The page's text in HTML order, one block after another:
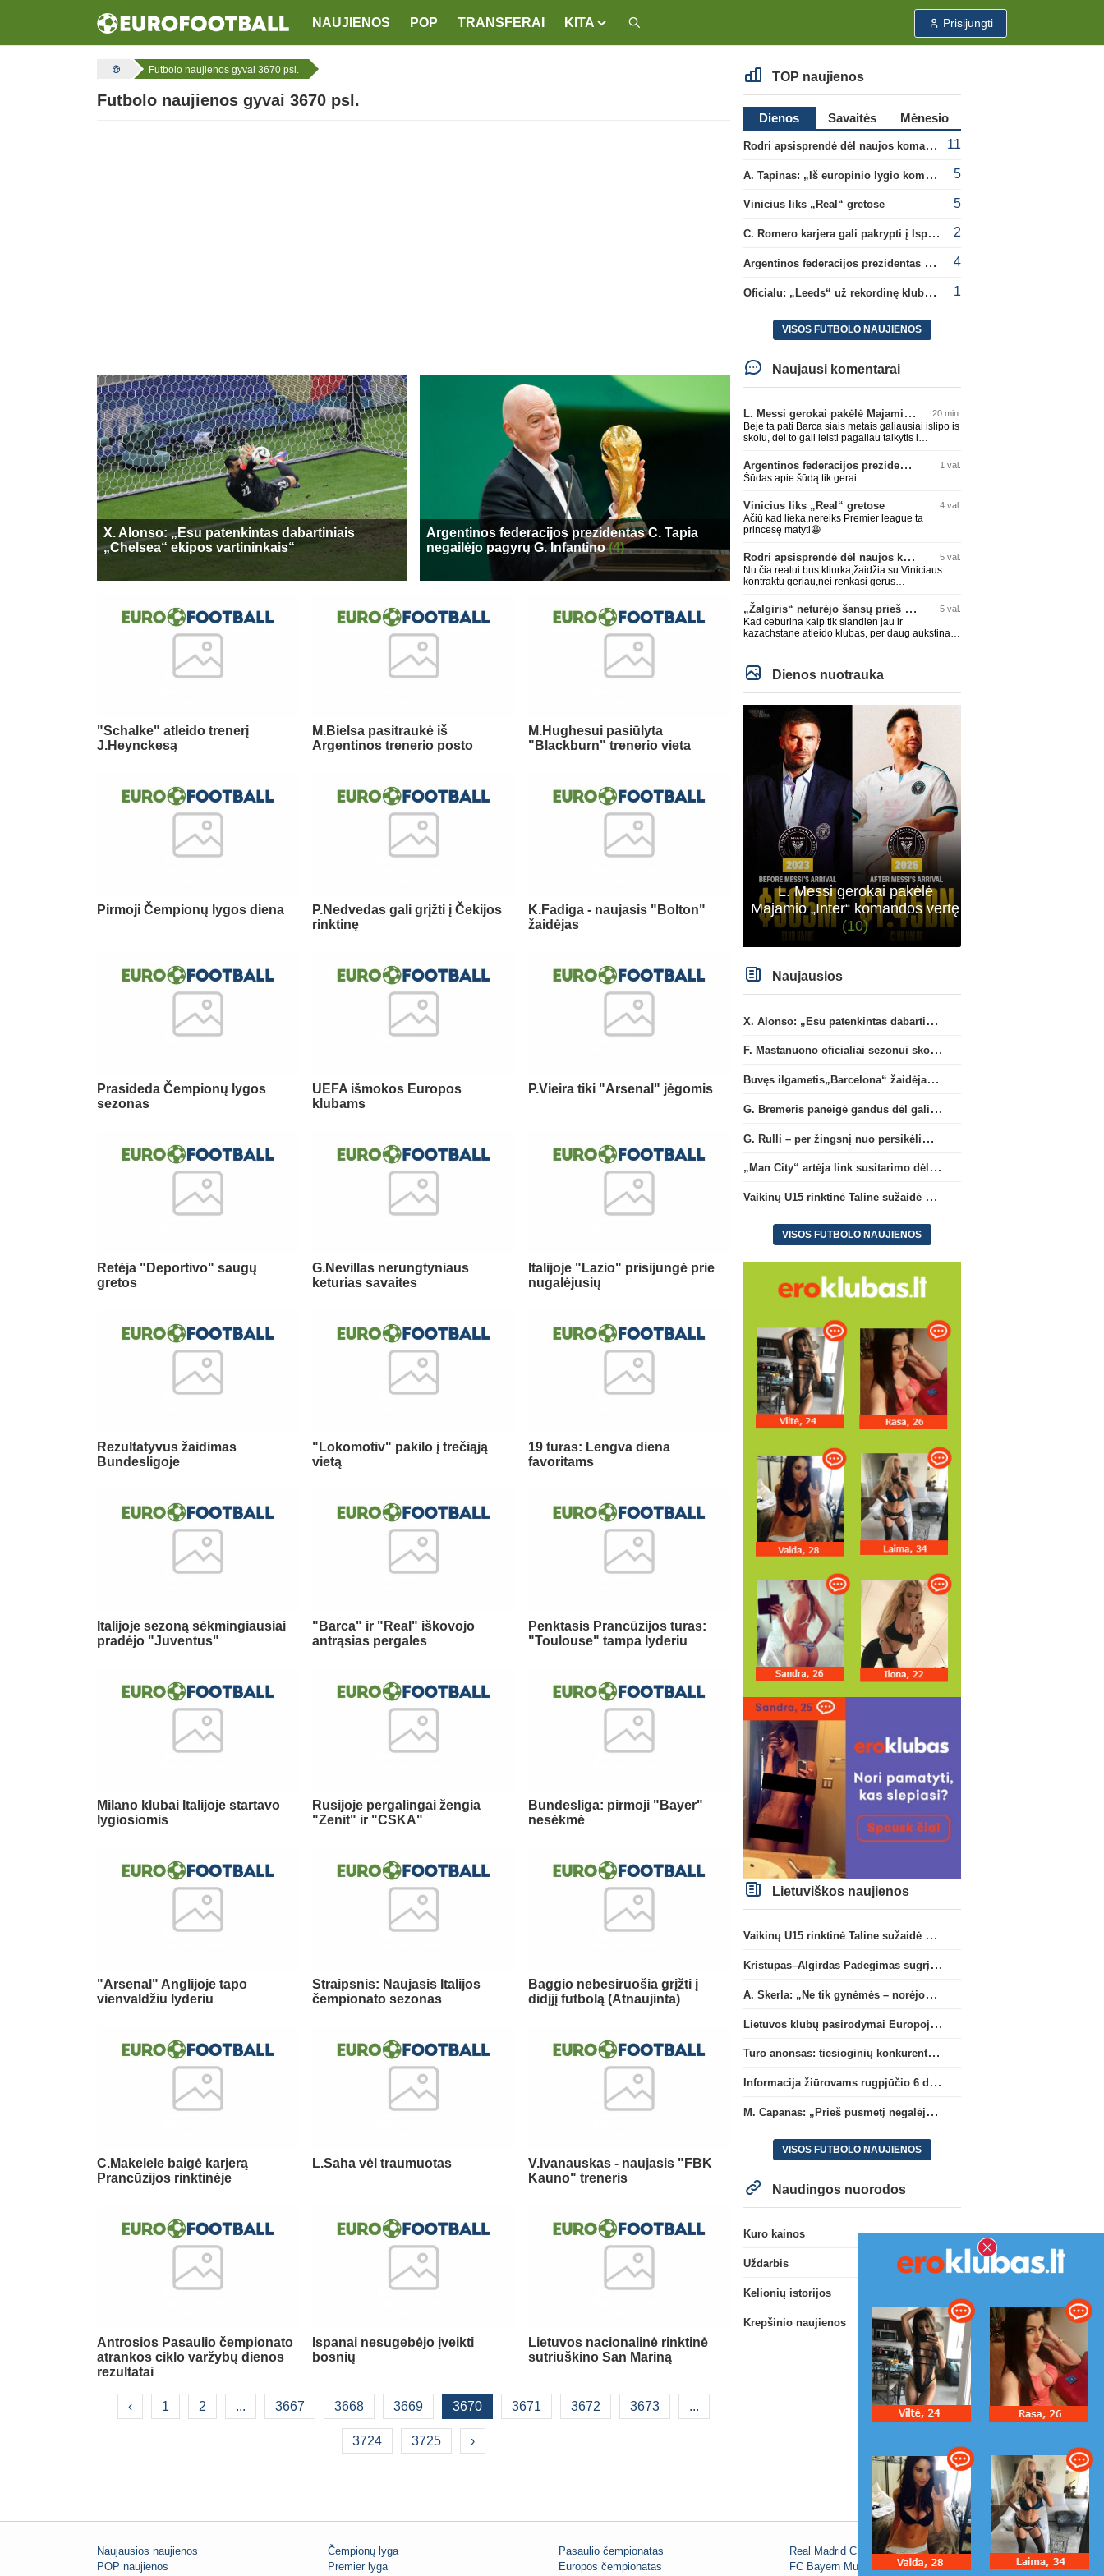
NAUJIENOS POP TRANSFERAI KITA Prisijungti
Futbolo naujienos gyvai 3670 psl.
Futbolo naujienos gyvai 3670 psl.
X. Alonso: „Esu patenkintas dabartiniais
„Chelsea“ ekipos vartininkais“
Argentinos federacijos prezidentas C. Tapia
negailėjo pagyrų G. Infantino(4)
"Schalke" atleido trenerį
J.Heynckesą
M.Bielsa pasitraukė iš
Argentinos trenerio posto
M.Hughesui pasiūlyta
"Blackburn" trenerio vieta
Pirmoji Čempionų lygos diena
P.Nedvedas gali grįžti į Čekijos
rinktinę
K.Fadiga - naujasis "Bolton"
žaidėjas
Prasideda Čempionų lygos
sezonas
UEFA išmokos Europos
klubams
P.Vieira tiki "Arsenal" jėgomis
Retėja "Deportivo" saugų
gretos
G.Nevillas nerungtyniaus
keturias savaites
Italijoje "Lazio" prisijungė prie
nugalėjusių
Rezultatyvus žaidimas
Bundesligoje
"Lokomotiv" pakilo į trečiąją
vietą
19 turas: Lengva diena
favoritams
Italijoje sezoną sėkmingiausiai
pradėjo "Juventus"
"Barca" ir "Real" iškovojo
antrąsias pergales
Penktasis Prancūzijos turas:
"Toulouse" tampa lyderiu
Milano klubai Italijoje startavo
lygiosiomis
Rusijoje pergalingai žengia
"Zenit" ir "CSKA"
Bundesliga: pirmoji "Bayer"
nesėkmė
"Arsenal" Anglijoje tapo
vienvaldžiu lyderiu
Straipsnis: Naujasis Italijos
čempionato sezonas
Baggio nebesiruošia grįžti į
didįjį futbolą (Atnaujinta)
C.Makelele baigė karjerą
Prancūzijos rinktinėje
L.Saha vėl traumuotas
V.Ivanauskas - naujasis "FBK
Kauno" treneris
Antrosios Pasaulio čempionato
atrankos ciklo varžybų dienos
rezultatai
Ispanai nesugebėjo įveikti
bosnių
Lietuvos nacionalinė rinktinė
sutriuškino San Mariną
‹ 1 2 ... 3667 3668 3669 3670 3671 3672 3673 ...
3724 3725 ›
TOP naujienos
Dienos Savaitės
Mėnesio
Rodri apsisprendė dėl naujos komandos
11
A. Tapinas: „Iš europinio lygio komandos gavom gerų pamokų“ 5
Vinicius liks „Real“ gretose 5
C. Romero karjera gali pakrypti į Ispaniją 2
Argentinos federacijos prezidentas C. Tapia negailėjo pagyrų G. Infantino 4
Oficialu: „Leeds“ už rekordinę klubui sumą įsigijo Anglijos rinktinės vartininką 1
VISOS FUTBOLO NAUJIENOS
Naujausi komentarai
L. Messi gerokai pakėlė Majamio „Inter“ komandos vertę 20 min.
Beje ta pati Barca siais metais galiausiai islipo is
skolu, del to gali leisti pagaliau taikytis i
visa Julian Alvarez saga.
Argentinos federacijos prezidentas C. Tapia negailėjo pagyrų G. Infantino 1 val.
Šūdas apie šūdą tik gerai
Vinicius liks „Real“ gretose 4 val.
Ačiū kad lieka,nereiks Premier league ta
princesę matyti😀
Rodri apsisprendė dėl naujos komandos 5 val.
Nu čia realui bus kliurka,žaidžia su Viniciaus
kontraktu geriau,nei renkasi gerus
„Žalgiris“ neturėjo šansų prieš „Hajduk“ 5 val.
Kad ceburina kaip tik siandien jau ir
kazachstane atleido klubas, per daug aukstinat
Dienos nuotrauka
L. Messi gerokai pakėlė
Majamio „Inter“ komandos vertę
(10)
Naujausios
X. Alonso: „Esu patenkintas dabartiniais „Chelsea“ ekipos vartininkais“
F. Mastanuono oficialiai sezonui skolinamas „Fiorentina“ ekipai
Buvęs ilgametis„Barcelona“ žaidėjas S. Roberto artėja link persikėlimo į MLS
G. Bremeris paneigė gandus dėl galimo išvykimo iš „Juventus“ klubo
G. Rulli – per žingsnį nuo persikėlimo į „Manchester City“ klubą
„Man City“ artėja link susitarimo dėl marokiečio A. Bouaddi persikėlimo
Vaikinų U15 rinktinė Taline sužaidė pirmąsias kontrolines rungtynes
VISOS FUTBOLO NAUJIENOS
Lietuviškos naujienos
Vaikinų U15 rinktinė Taline sužaidė pirmąsias kontrolines rungtynes
Kristupas–Algirdas Padegimas sugrįžta į FC „Hegelmann” B sudėtį
A. Skerla: „Ne tik gynėmės – norėjome atakuoti“
Lietuvos klubų pasirodymai Europoje: patirti pralaimėjimai Kroatijos atstovams
Turo anonsas: tiesioginių konkurentų dvikova Gargžduose
Informacija žiūrovams rugpjūčio 6 d. UEFA rungtynėms
M. Capanas: „Prieš pusmetį negalėjau net įsivaizduoti, kad žaisime prieš „Hajduk“
VISOS FUTBOLO NAUJIENOS
Naudingos nuorodos
Kuro kainos
Uždarbis
Kelionių istorijos
Krepšinio naujienos
Naujausios naujienos
POP naujienos
Čempionų lyga
Premier lyga
Pasaulio čempionatas
Europos čempionatas
Real Madrid C.F.
FC Bayern Munich